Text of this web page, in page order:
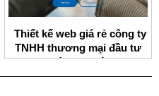
Thiết kế web giá rẻ công ty
TNHH thương mại đầu tư
ngôi sao Việt